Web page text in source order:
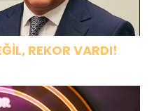
REKOR VARDI!